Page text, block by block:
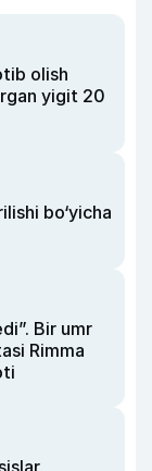
olish
yigit 20
bo‘yicha
Bir umr
Rimma